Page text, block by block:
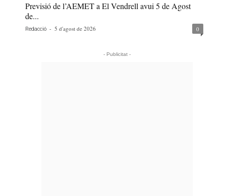
Previsió de l’AEMET a El Vendrell avui 5 de Agost
de...
Redacció - 5 d'agost de 2026 0
- Publicitat -